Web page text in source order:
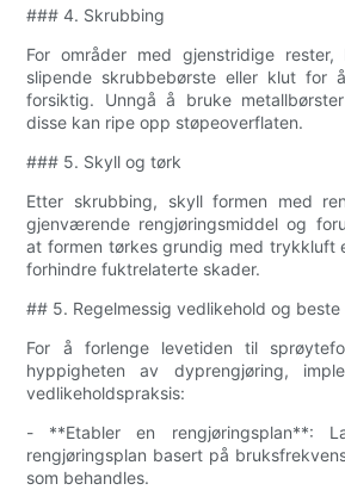
### 4. Skrubbing
For områder med gjenstridige
slipende skrubbebørste eller klut for
forsiktig. Unngå å bruke
disse kan ripe opp støpeoverflaten.
### 5. Skyll og tørk
Etter skrubbing, skyll formen med
gjenværende rengjøringsmiddel og
at formen tørkes grundig med trykkluft
forhindre fuktrelaterte skader.
## 5. Regelmessig vedlikehold og beste
For å forlenge levetiden til
hyppigheten av dyprengjøring,
vedlikeholdspraksis:
- **Etabler en rengjøringsplan**:
rengjøringsplan basert på
som behandles.